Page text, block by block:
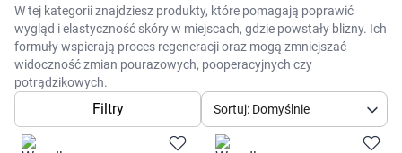
Dla zwierząt
Dom i ogród
W tej kategorii znajdziesz produkty, które pomagają poprawić
wygląd i elastyczność skóry w miejscach, gdzie powstały blizny. Ich
formuły wspierają proces regeneracji oraz mogą zmniejszać
widoczność zmian pourazowych, pooperacyjnych czy
potrądzikowych.
Filtry Sortuj: Domyślnie